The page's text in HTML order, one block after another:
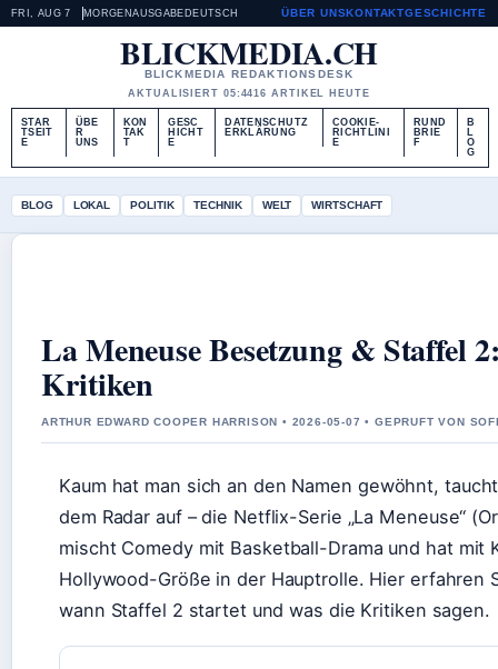
FRI, AUG 7 MORGENAUSGABE DEUTSCH ÜBER UNSKONTAKTGESCHICHTE
BLICKMEDIA.CH
BLICKMEDIA REDAKTIONSDESK
AKTUALISIERT 05:4416 ARTIKEL HEUTE
STAR
TSEIT
E
ÜBE
R
UNS
KON
TAK
T
GESC
HICHT
E
DATENSCHUTZ
ERKLÄRUNG
COOKIE-
RICHTLINI
E
RUND
BRIE
F
B
L
O
G
BLOG LOKAL POLITIK TECHNIK WELT WIRTSCHAFT
La Meneuse Besetzung & Staffel
Kritiken
ARTHUR EDWARD COOPER HARRISON • 2026-05-07 • GEPRUFT VON
Kaum hat man sich an den Namen gewöhnt,
dem Radar auf – die Netflix-Serie „La Meneuse“
mischt Comedy mit Basketball-Drama und hat mit
Hollywood-Größe in der Hauptrolle. Hier erfahren
wann Staffel 2 startet und was die Kritiken sagen.